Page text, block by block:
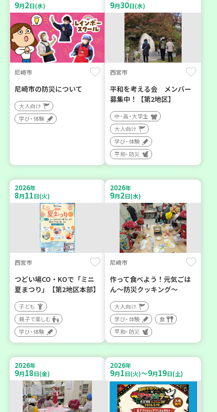
9月2日(水)
尼崎市
尼崎市の防災について
大人向け
学び・体験
9月30日(水)
西宮市
平和を考える会 メンバー
募集中！【第2地区】
中・高・大学生
大人向け
学び・体験
平和・防災
2026年
8月11日(火)
西宮市
つどい場CO・KOで「ミニ
夏まつり」【第2地区本部】
子ども
親子で楽しむ
学び・体験
2026年
9月2日(水)
尼崎市
作って食べよう！元気ごは
ん～防災クッキング～
大人向け
学び・体験
食
平和・防災
2026年
9月18日(金)
2026年
9月1日(火)～9月19日(土)